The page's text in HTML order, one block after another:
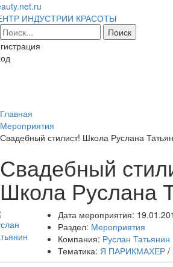
ИНДУСТРИИ КРАСОТЫ
Главная
Мероприятия
Свадебный стилист! Школа Руслана
Свадебный
Школа Руслана
Дата мероприятия:
Раздел: Мероприятия
Компания: Руслан Татьянин
Тематика: Я ПАРИКМАХЕР /